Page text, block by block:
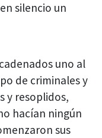
silencio un
uno al
de criminales y
y resoplidos,
hacían ningún
sus